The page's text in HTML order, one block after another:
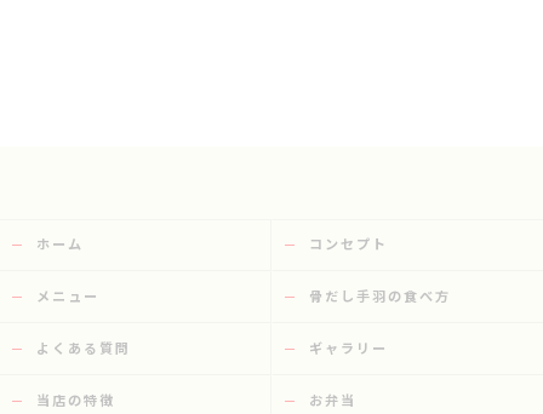
ホーム コンセプト
メニュー 骨だし手羽の食べ方
よくある質問 ギャラリー
当店の特徴 お弁当